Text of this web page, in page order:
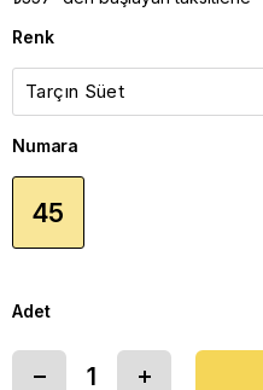
Renk
Numara
45
Adet